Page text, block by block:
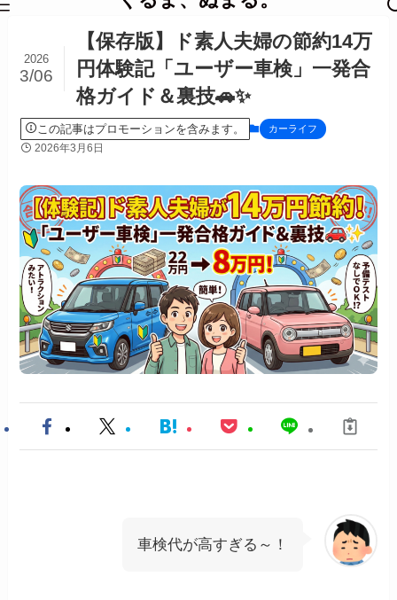
【保存版】ド素人夫婦の節約14万
円体験記「ユーザー車検」一発合
格ガイド＆裏技🚗✨
2026
3/06
この記事はプロモーションを含みます。 カーライフ
2026年3月6日
車検代が高すぎる～！